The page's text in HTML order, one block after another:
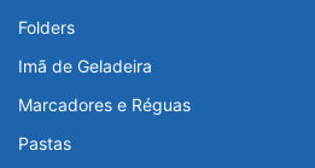
Folders
Imã de Geladeira
Marcadores e Réguas
Pastas